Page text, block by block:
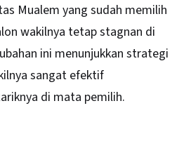
Mualem yang sudah memilih
wakilnya tetap stagnan di
ini menunjukkan strategi
sangat efektif
di mata pemilih.